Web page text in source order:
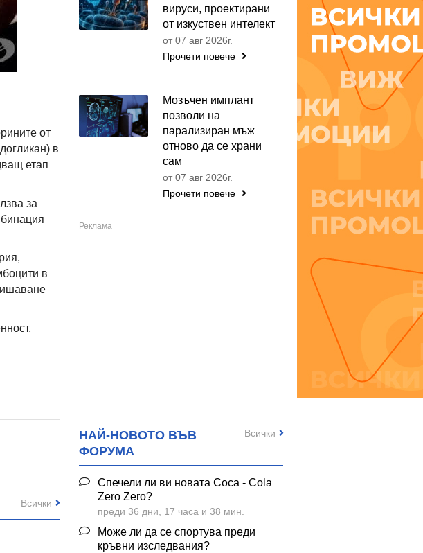
от
в
етап
за
в
Всички
вируси, проектирани
от изкуствен интелект
от 07 авг 2026г.
Прочети повече
Мозъчен имплант
позволи на
парализиран мъж
отново да се храни
сам
от 07 авг 2026г.
Прочети повече
НАЙ-НОВОТО ВЪВ
ФОРУМА
Спечели ли ви новата Coca - Cola
Zero Zero?
преди 36 дни, 17 часа и 38 мин.
Може ли да се спортува преди
кръвни изследвания?
Всички